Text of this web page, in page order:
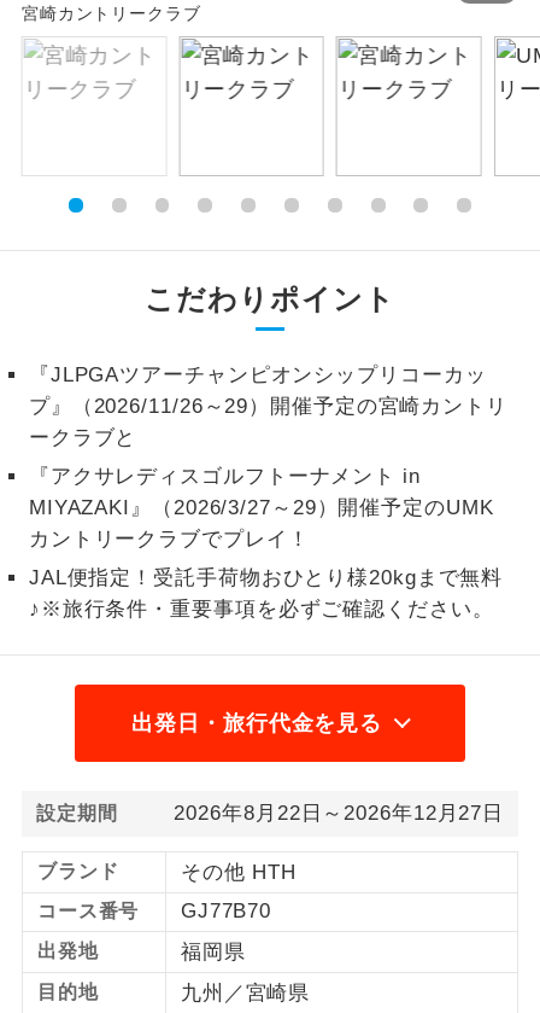
宮崎カントリークラブ
こだわりポイント
『JLPGAツアーチャンピオンシップリコーカッ
プ』（2026/11/26～29）開催予定の宮崎カントリ
ークラブと
『アクサレディスゴルフトーナメント in
MIYAZAKI』（2026/3/27～29）開催予定のUMK
カントリークラブでプレイ！
JAL便指定！受託手荷物おひとり様20kgまで無料
♪※旅行条件・重要事項を必ずご確認ください。
出発日・旅行代金を見る
設定期間 2026年8月22日～2026年12月27日
ブランド その他 HTH
コース番号 GJ77B70
出発地 福岡県
目的地 九州／宮崎県
世界遺産
然遺産を訪ねるコースです。
温泉 温泉地にも宿泊するコースです。
露天風呂
ご宿泊ホテルに大浴場が付いています。
全食事付き
全てのお食事が付いていますので、お食
事の心配はいりません。（機内食を除
お部屋食
お部屋にてゆっくりとお召し上がりいた
だけます。
トラベルイヤ
ホン
周りの音を気にせず、ガイドさんの説明
をじっくり聞くことができます。
1名様催行
2名様催行
2名様から出発可能な個人型プランで
おひとり様参
加限定
おひとり様限定でご参加いただけるコー
1名様1室同代
金
1名様1室利用でも追加料金がかからない
コースです。
ご夫婦限定
ご夫婦限定でご参加いただけるコースで
す。
お支払いについて
お支払いは、クレジットカード決済のみとな
ご予約方法について
ウェブ限定コースとなりますので、コールセ
ンター及びカウンターでのお申し込みはでき
ません。